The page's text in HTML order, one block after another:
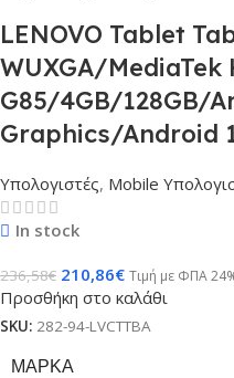
LENOVO Tablet
WUXGA/MediaTek
G85/4GB/128GB/
Graphics/Android
Υπολογιστές, Mobile
In stock
236,58€ 210,86€ Τιμή με ΦΠΑ
Προσθήκη στο καλάθι
SKU: 282-94-LVCTTBA
ΜΆΡΚΑ